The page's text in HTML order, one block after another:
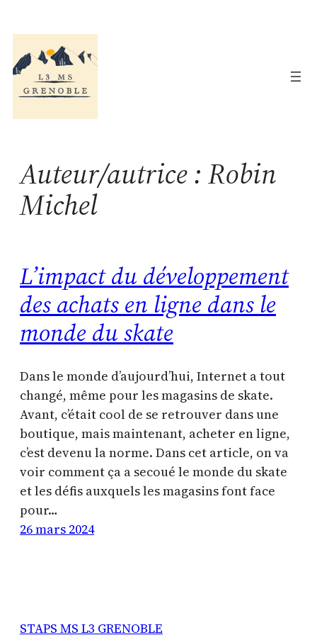
au
contenu
Auteur/autrice : Robin
Michel
L’impact du développement
des achats en ligne dans le
monde du skate
Dans le monde d’aujourd’hui, Internet a tout
changé, même pour les magasins de skate.
Avant, c’était cool de se retrouver dans une
boutique, mais maintenant, acheter en ligne,
c’est devenu la norme. Dans cet article, on va
voir comment ça a secoué le monde du skate
et les défis auxquels les magasins font face
pour…
26 mars 2024
STAPS MS L3 GRENOBLE